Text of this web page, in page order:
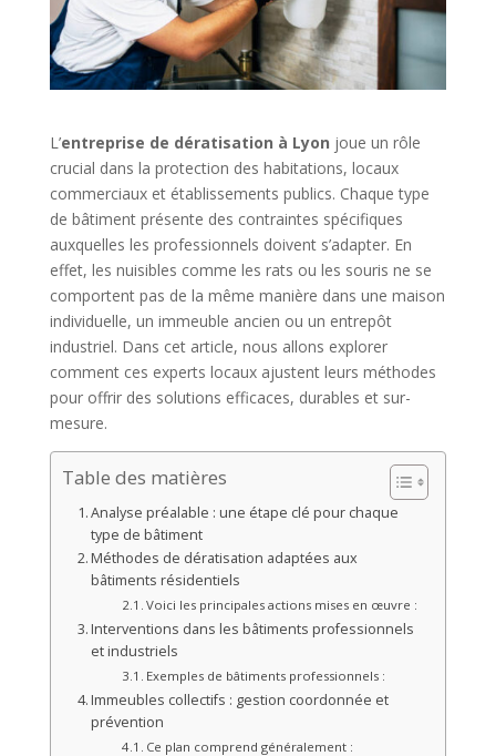
L’entreprise de dératisation à Lyon joue un rôle
crucial dans la protection des habitations, locaux
commerciaux et établissements publics. Chaque type
de bâtiment présente des contraintes spécifiques
auxquelles les professionnels doivent s’adapter. En
effet, les nuisibles comme les rats ou les souris ne se
comportent pas de la même manière dans une maison
individuelle, un immeuble ancien ou un entrepôt
industriel. Dans cet article, nous allons explorer
comment ces experts locaux ajustent leurs méthodes
pour offrir des solutions efficaces, durables et sur-
mesure.
Table des matières
Analyse préalable : une étape clé pour chaque
type de bâtiment
Méthodes de dératisation adaptées aux
bâtiments résidentiels
Voici les principales actions mises en œuvre :
Interventions dans les bâtiments professionnels
et industriels
Exemples de bâtiments professionnels :
Immeubles collectifs : gestion coordonnée et
prévention
Ce plan comprend généralement :